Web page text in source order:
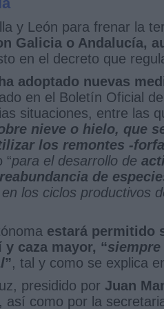
y León para frenar la
Galicia o Andalucía,
en el decreto que
adoptado nuevas
en el Boletín Oficial
situaciones, entre las
nieve o hielo, que
los remontes -
“para el desarrollo de
de
los ciclos productivos
estará permitido
caza mayor, “siempre
”, tal y como se explica
presidido por Juan
como por la